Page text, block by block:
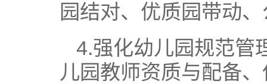
园结对、优质园带动
4.强化幼儿园规范管
儿园教师资质与配备